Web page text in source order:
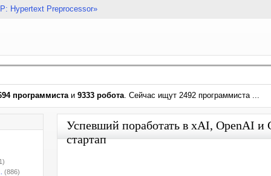
Hypertext Preprocessor»
программистаи 9333 робота. Сейчас ищут 2492 программиста ...
(886)
Успевший поработать в xAI, OpenAI
стартап